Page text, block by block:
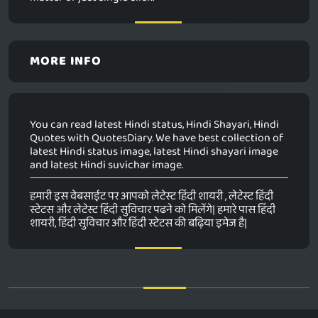
MORE INFO
You can read latest Hindi status, Hindi Shayari, Hindi
Quotes with QuotesDiary. We have best collection of
latest Hindi status image, latest Hindi shayari image
and latest Hindi suvichar image.
हमारी इस वेबसाईट पर आपको लेटेस्ट हिंदी शायरी , लेटेस्ट हिंदी
स्टेटस और लेटेस्ट हिंदी सुविचार पढने को मिलेंगे| हमारे पास हिंदी
शायरी, हिंदी सुविचार और हिंदी स्टेटस की बढ़िया इमेज है|